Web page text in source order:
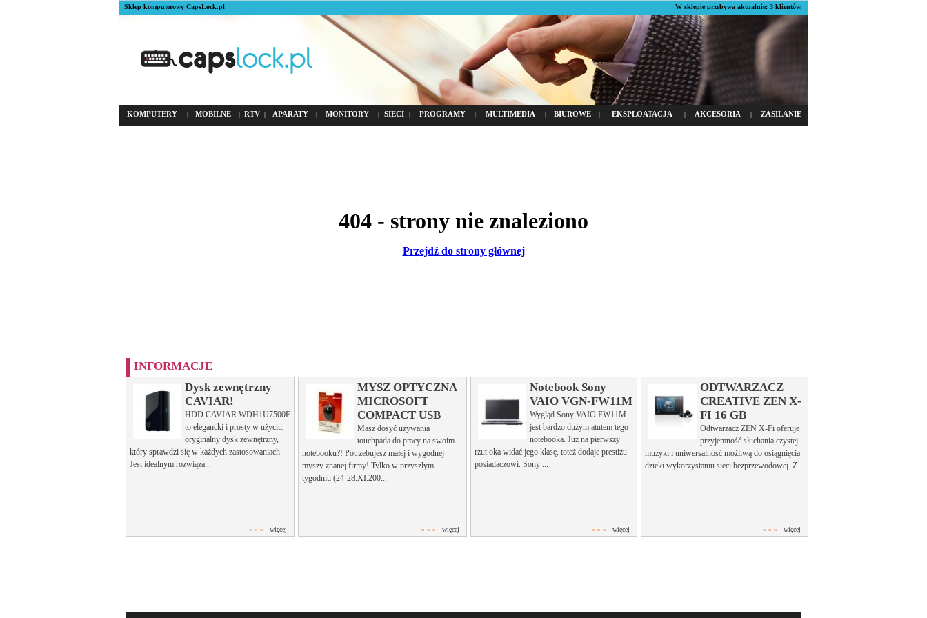
Sklep komputerowy CapsLock.pl W sklepie przebywa aktualnie: 3 klientów.
KOMPUTERY | MOBILNE | RTV | APARATY | MONITORY | SIECI | PROGRAMY | MULTIMEDIA | BIUROWE | EKSPLOATACJA | AKCESORIA | ZASILANIE
404 - strony nie znaleziono
Przejdź do strony głównej
INFORMACJE
Dysk zewnętrzny
CAVIAR!
HDD CAVIAR WDH1U7500E
to elegancki i prosty w użyciu,
oryginalny dysk zewnętrzny,
który sprawdzi się w każdych zastosowaniach.
Jest idealnym rozwiąza...
» » » więcej
MYSZ OPTYCZNA
MICROSOFT
COMPACT USB
Masz dosyć używania
touchpada do pracy na swoim
notebooku?! Potrzebujesz małej i wygodnej
myszy znanej firmy! Tylko w przyszłym
tygodniu (24-28.XI.200...
» » » więcej
Notebook Sony
VAIO VGN-FW11M
Wygląd Sony VAIO FW11M
jest bardzo dużym atutem tego
notebooka. Już na pierwszy
rzut oka widać jego klasę, toteż dodaje prestiżu
posiadaczowi. Sony ...
» » » więcej
ODTWARZACZ
CREATIVE ZEN X-
FI 16 GB
Odtwarzacz ZEN X-Fi oferuje
przyjemność słuchania czystej
muzyki i uniwersalność możliwą do osiągnięcia
dzieki wykorzystaniu sieci bezprzewodowej. Z...
» » » więcej